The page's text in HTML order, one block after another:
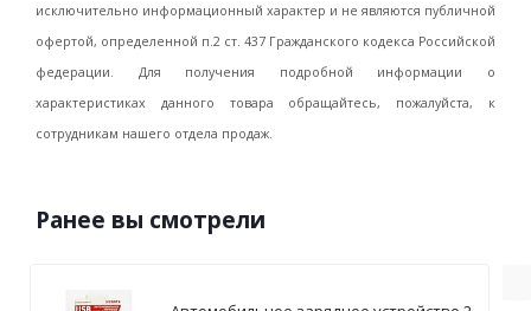
исключительно информационный характер и не являются публичной
офертой, определенной п.2 ст. 437 Гражданского кодекса Российской
федерации. Для получения подробной информации о
характеристиках данного товара обращайтесь, пожалуйста, к
сотрудникам нашего отдела продаж.
Ранее вы смотрели